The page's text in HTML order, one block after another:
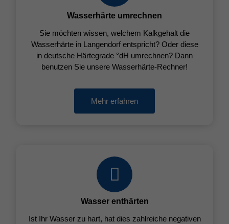
Wasserhärte umrechnen
Sie möchten wissen, welchem Kalkgehalt die
Wasserhärte in Langendorf entspricht? Oder diese
in deutsche Härtegrade °dH umrechnen? Dann
benutzen Sie unsere Wasserhärte-Rechner!
Mehr erfahren
Wasser enthärten
Ist Ihr Wasser zu hart, hat dies zahlreiche negativen